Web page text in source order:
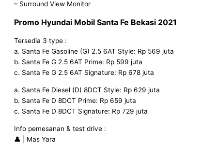
– Surround View Monitor
Promo Hyundai Mobil Santa Fe Bekasi 2021
Tersedia 3 type :
a. Santa Fe Gasoline (G) 2.5 6AT Style: Rp 569 juta
b. Santa Fe G 2.5 6AT Prime: Rp 599 juta
c. Santa Fe G 2.5 6AT Signature: Rp 678 juta
a. Santa Fe Diesel (D) 8DCT Style: Rp 629 juta
b. Santa Fe D 8DCT Prime: Rp 659 juta
c. Santa Fe D 8DCT Signature: Rp 729 juta
Info pemesanan & test drive :
👤 | Mas Yara